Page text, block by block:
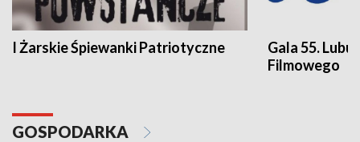
I Żarskie Śpiewanki Patriotyczne
Gala 55.
Filmowego
GOSPODARKA